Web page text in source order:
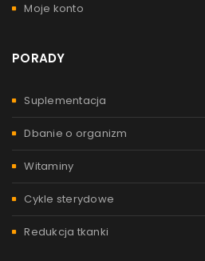
Moje konto
PORADY
Suplementacja
Dbanie o organizm
Witaminy
Cykle sterydowe
Redukcja tkanki